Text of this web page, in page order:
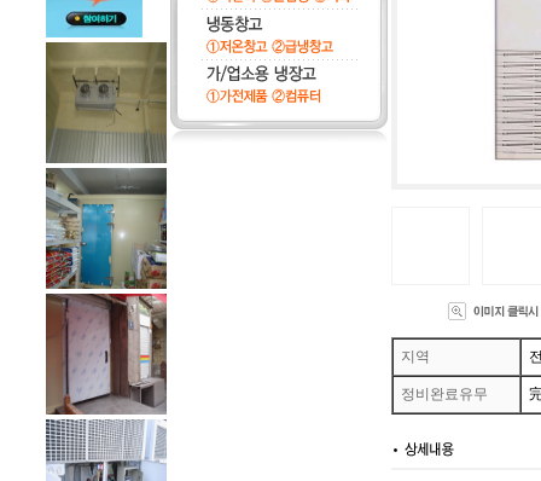
지역
정비완료유무